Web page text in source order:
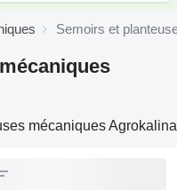
Semoirs et
mécaniques Agrokalina